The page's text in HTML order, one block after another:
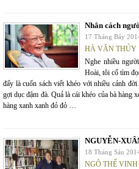
Nhân cách
17 Tháng Bảy
HÀ VĂN THỦY
Nghe nhiều
Hoài, tôi cố tìm
đấy là cuốn sách viết khéo với nhiều cảnh
gợi dục đậm đà. Quả là cái khéo của bà hàng
hàng xanh xanh đỏ đỏ …
NGUYỄN-
18 Tháng Sáu
NGÔ THẾ VINH